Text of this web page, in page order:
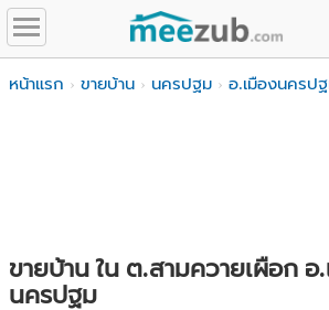
หน้าแรก ขายบ้าน นครปฐม อ.เมืองนครป
ขายบ้าน ใน ต.สามควายเผือก
นครปฐม